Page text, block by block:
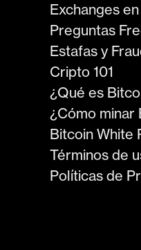
Exchanges
Preguntas
Estafas y
Cripto 101
¿Qué es
¿Cómo minar
Bitcoin White
Términos de
Políticas de